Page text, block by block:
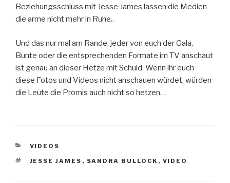
Beziehungsschluss mit Jesse James lassen die Medien
die arme nicht mehr in Ruhe..
Und das nur mal am Rande, jeder von euch der Gala,
Bunte oder die entsprechenden Formate im TV anschaut
ist genau an dieser Hetze mit Schuld. Wenn ihr euch
diese Fotos und Videos nicht anschauen würdet, würden
die Leute die Promis auch nicht so hetzen…
KATEGORIEN
VIDEOS
SCHLAGWÖRTER
JESSE JAMES , SANDRA BULLOCK , VIDEO